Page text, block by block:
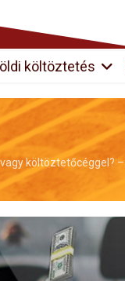
költöztetés
költöztetőcéggel?